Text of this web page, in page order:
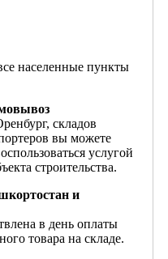
населенные пункты
складов
вы можете
услугой
строительства.
и
в день оплаты
товара на складе.